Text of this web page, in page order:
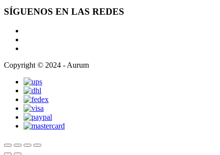
SÍGUENOS EN LAS REDES
Copyright © 2024 - Aurum